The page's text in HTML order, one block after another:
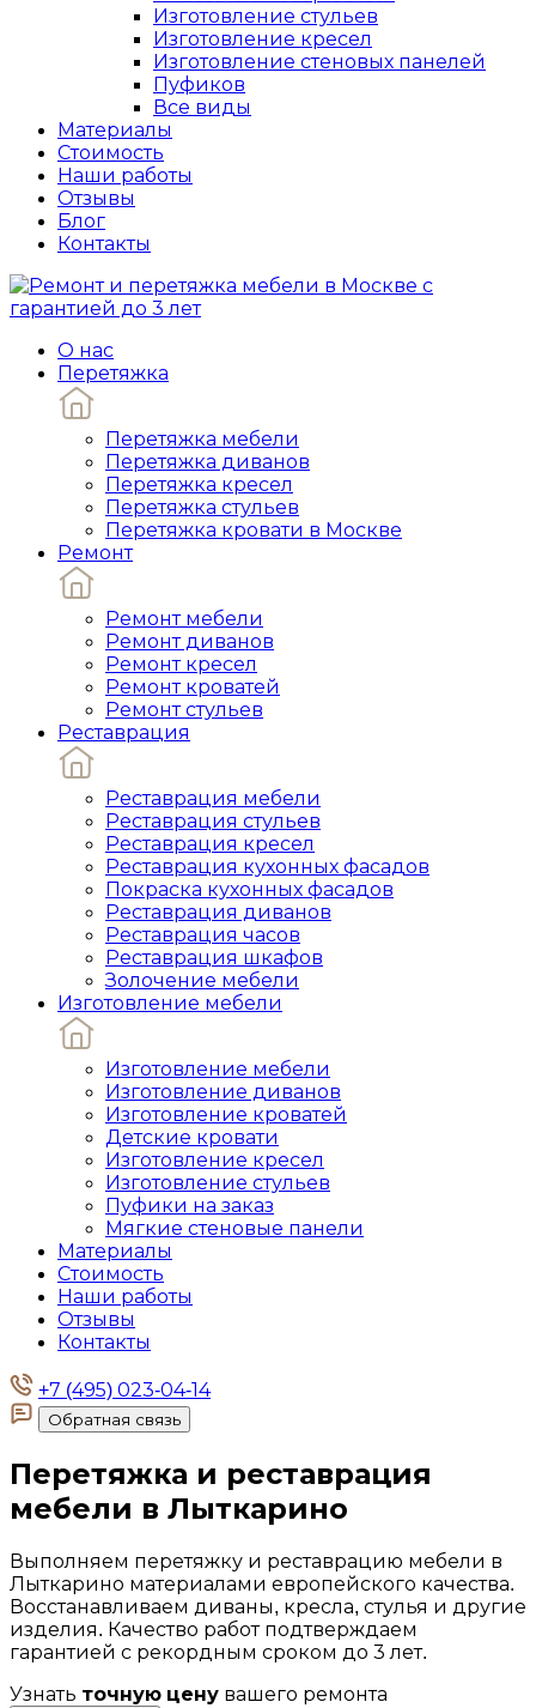
Изготовление стульев
Изготовление кресел
Изготовление стеновых панелей
Пуфиков
Все виды
Материалы
Стоимость
Наши работы
Отзывы
Блог
Контакты
О нас
Перетяжка
Перетяжка мебели
Перетяжка диванов
Перетяжка кресел
Перетяжка стульев
Перетяжка кровати в Москве
Ремонт
Ремонт мебели
Ремонт диванов
Ремонт кресел
Ремонт кроватей
Ремонт стульев
Реставрация
Реставрация мебели
Реставрация стульев
Реставрация кресел
Реставрация кухонных фасадов
Покраска кухонных фасадов
Реставрация диванов
Реставрация часов
Реставрация шкафов
Золочение мебели
Изготовление мебели
Изготовление мебели
Изготовление диванов
Изготовление кроватей
Детские кровати
Изготовление кресел
Изготовление стульев
Пуфики на заказ
Мягкие стеновые панели
Материалы
Стоимость
Наши работы
Отзывы
Контакты
+7 (495) 023-04-14
Обратная связь
Перетяжка и реставрация
мебели в Лыткарино
Выполняем перетяжку и реставрацию мебели в
Лыткарино материалами европейского качества.
Восстанавливаем диваны, кресла, стулья и другие
изделия. Качество работ подтверждаем
гарантией с рекордным сроком до 3 лет.
Узнать точную цену вашего ремонта